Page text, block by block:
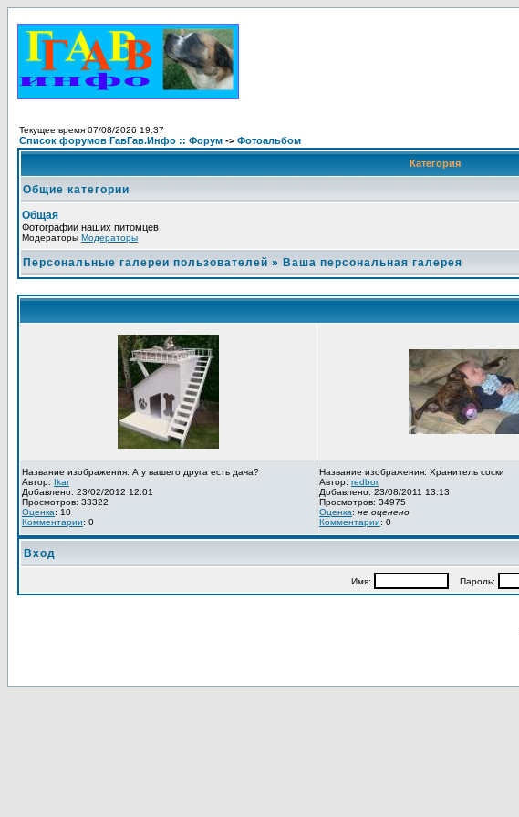
Текущее время 07/08/2026 19:37
Список форумов ГавГав.Инфо :: Форум -> Фотоальбом
Категория
Общие категории
Общая
Фотографии наших питомцев
Модераторы Модераторы
Персональные галереи пользователей » Ваша персональная галерея
Название изображения: А у вашего друга есть дача?
Автор: Ikar
Добавлено: 23/02/2012 12:01
Просмотров: 33322
Оценка: 10
Комментарии: 0
Название изображения: Хранитель соски
Автор: redbor
Добавлено: 23/08/2011 13:13
Просмотров: 34975
Оценка: не оценено
Комментарии: 0
Вход
Имя: Пароль: